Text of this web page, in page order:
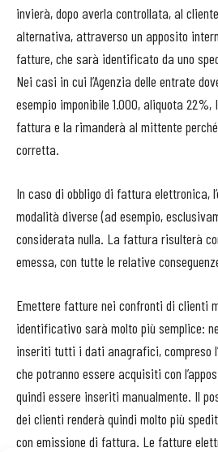
invierà, dopo averla controllata, al
alternativa, attraverso un apposito
fatture, che sarà identificato da uno
Nei casi in cui l’Agenzia delle entrate
esempio imponibile 1.000, aliquota 22%,
fattura e la rimanderà al mittente
corretta.
In caso di obbligo di fattura elettronica,
modalità diverse (ad esempio,
considerata nulla. La fattura risulterà
emessa, con tutte le relative
Emettere fatture nei confronti di clienti
identificativo sarà molto più semplice:
inseriti tutti i dati anagrafici, compreso
che potranno essere acquisiti con
quindi essere inseriti manualmente. Il
dei clienti renderà quindi molto più
con emissione di fattura. Le fatture